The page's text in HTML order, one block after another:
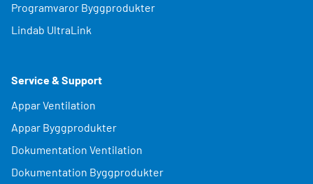
Programvaror Byggprodukter
Lindab UltraLink
Service & Support
Appar Ventilation
Appar Byggprodukter
Dokumentation Ventilation
Dokumentation Byggprodukter